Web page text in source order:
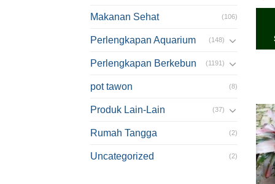
Makanan Sehat (106)
Perlengkapan Aquarium (148)
Perlengkapan Berkebun (1191)
pot tawon (8)
Produk Lain-Lain (37)
Rumah Tangga (2)
Uncategorized (2)